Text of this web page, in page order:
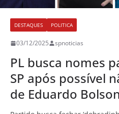
DESTAQUES POLITICA
03/12/2025 spnoticias
PL busca nomes
SP após possível
de Eduardo